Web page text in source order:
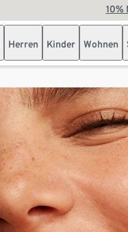
10%
Herren Kinder Wohnen